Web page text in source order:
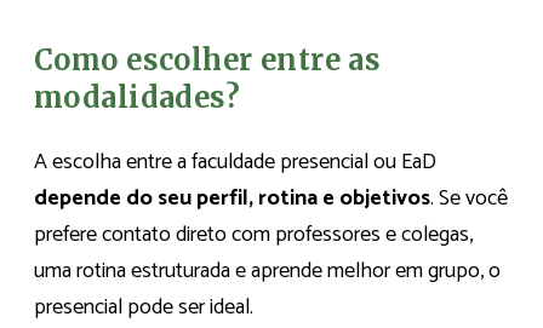
Como escolher entre as
modalidades?
A escolha entre a faculdade presencial ou EaD
depende do seu perfil, rotina e objetivos. Se você
prefere contato direto com professores e colegas,
uma rotina estruturada e aprende melhor em grupo, o
presencial pode ser ideal.